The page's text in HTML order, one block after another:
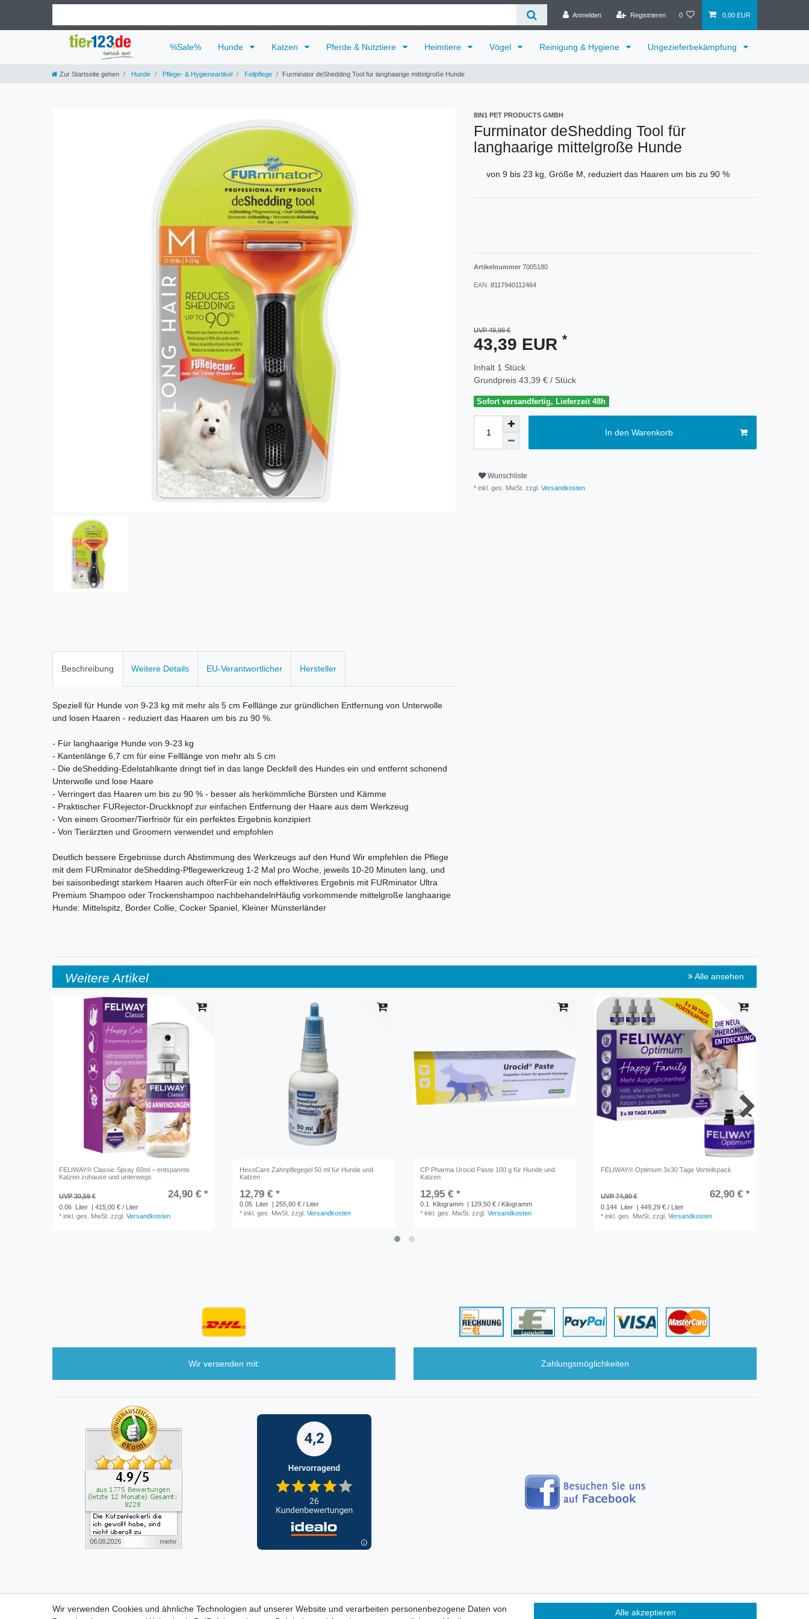
Anmelden Registrieren 0 0,00 EUR
%Sale% Hunde Katzen Pferde & Nutztiere Heimtiere Vögel Reinigung & Hygiene Ungezieferbekämpfung
Zur Startseite gehen Hunde Pflege- & Hygieneartikel Fellpflege Furminator deShedding Tool für langhaarige mittelgroße Hunde
8IN1 PET PRODUCTS GMBH
Furminator deShedding Tool für
langhaarige mittelgroße Hunde
von 9 bis 23 kg, Größe M, reduziert das Haaren um bis zu 90 %
Artikelnummer 7005180
EAN: 8117940112464
UVP 49,99 €
43,39 EUR *
Inhalt 1 Stück
Grundpreis 43,39 € / Stück
Sofort versandfertig, Lieferzeit 48h
In den Warenkorb
Wunschliste
* inkl. ges. MwSt. zzgl. Versandkosten
Beschreibung Weitere Details EU-Verantwortlicher Hersteller
Speziell für Hunde von 9-23 kg mit mehr als 5 cm Felllänge zur gründlichen Entfernung von Unterwolle
und losen Haaren - reduziert das Haaren um bis zu 90 %.
- Für langhaarige Hunde von 9-23 kg
- Kantenlänge 6,7 cm für eine Felllänge von mehr als 5 cm
- Die deShedding-Edelstahlkante dringt tief in das lange Deckfell des Hundes ein und entfernt schonend
Unterwolle und lose Haare
- Verringert das Haaren um bis zu 90 % - besser als herkömmliche Bürsten und Kämme
- Praktischer FURejector-Druckknopf zur einfachen Entfernung der Haare aus dem Werkzeug
- Von einem Groomer/Tierfrisör für ein perfektes Ergebnis konzipiert
- Von Tierärzten und Groomern verwendet und empfohlen
Deutlich bessere Ergebnisse durch Abstimmung des Werkzeugs auf den Hund Wir empfehlen die Pflege
mit dem FURminator deShedding-Pflegewerkzeug 1-2 Mal pro Woche, jeweils 10-20 Minuten lang, und
bei saisonbedingt starkem Haaren auch öfterFür ein noch effektiveres Ergebnis mit FURminator Ultra
Premium Shampoo oder Trockenshampoo nachbehandelnHäufig vorkommende mittelgroße langhaarige
Hunde: Mittelspitz, Border Collie, Cocker Spaniel, Kleiner Münsterländer
Weitere Artikel Alle ansehen
FELIWAY® Classic Spray 60ml – entspannte
Katzen zuhause und unterwegs
UVP 30,59 € 24,90 € *
0.06 Liter | 415,00 € / Liter
*inkl. ges. MwSt. zzgl.Versandkosten
HexoCare Zahnpflegegel 50 ml für Hunde und
Katzen
12,79 € *
0.05 Liter | 255,80 € / Liter
*inkl. ges. MwSt. zzgl.Versandkosten
CP Pharma Urocid Paste 100 g für Hunde und
Katzen
12,95 € *
0.1 Kilogramm | 129,50 € / Kilogramm
*inkl. ges. MwSt. zzgl.Versandkosten
FELIWAY® Optimum 3x30 Tage Vorteilspack
UVP 74,90 € 62,90 € *
0.144 Liter | 449,29 € / Liter
*inkl. ges. MwSt. zzgl.Versandkosten
Wir versenden mit: Zahlungsmöglichkeiten
ZAHLUNGS- VERSANDINFORMATIONEN, INFORMATION ZUR BATTERIEENTSORGUNG und Barrierefreiheitserklärung
Wir verwenden Cookies und ähnliche Technologien auf unserer Website und verarbeiten personenbezogene Daten von
Alle akzeptieren